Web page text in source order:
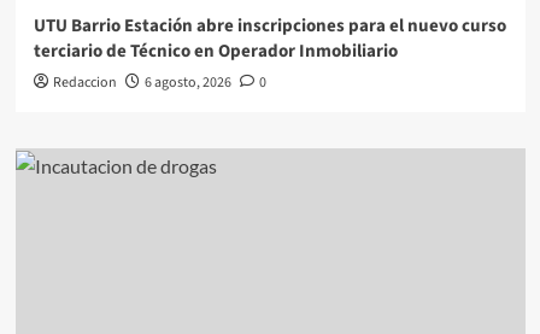
UTU Barrio Estación abre inscripciones para el nuevo curso
terciario de Técnico en Operador Inmobiliario
Redaccion 6 agosto, 2026 0